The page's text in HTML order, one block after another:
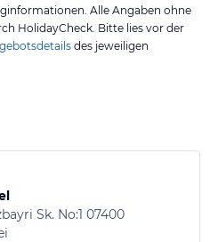
Alle Angaben ohne
HolidayCheck. Bitte lies vor der
des jeweiligen
Sk. No:1 07400